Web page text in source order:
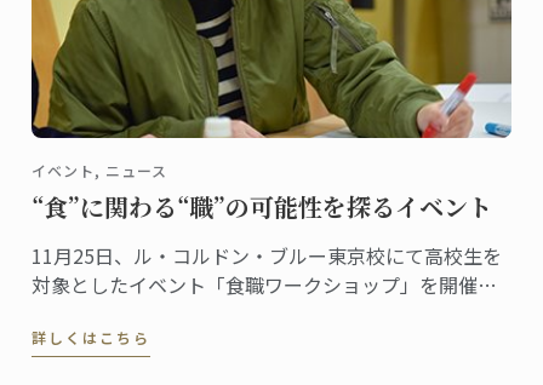
イベント, ニュース
“食”に関わる“職”の可能性を探るイベント
11月25日、ル・コルドン・ブルー東京校にて高校生を
対象としたイベント「食職ワークショップ」を開催し
プワークを通じ、食に関わる仕事、“食職”について参
詳しくはこちら